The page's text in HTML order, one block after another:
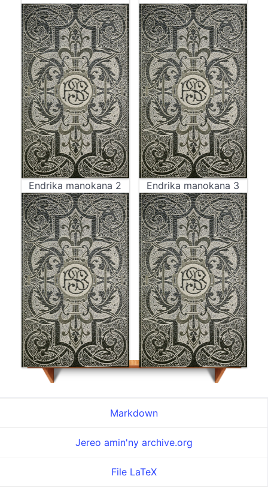
Endrika manokana 2 Endrika manokana 3
Markdown
Jereo amin'ny archive.org
File LaTeX